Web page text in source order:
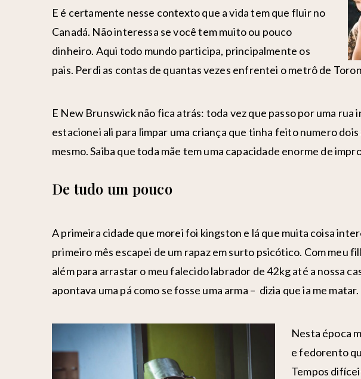
E é certamente nesse contexto que a vida tem que fluir no
Canadá. Não interessa se você tem muito ou pouco
dinheiro. Aqui todo mundo participa, principalmente os
pais. Perdi as contas de quantas vezes enfrentei o metrô de
E New Brunswick não fica atrás: toda vez que passo por uma rua
estacionei ali para limpar uma criança que tinha feito numero dois
mesmo. Saiba que toda mãe tem uma capacidade enorme de
De tudo um pouco
A primeira cidade que morei foi kingston e lá que muita coisa
primeiro mês escapei de um rapaz em surto psicótico. Com meu
além para arrastar o meu falecido labrador de 42kg até a nossa
apontava uma pá como se fosse uma arma – dizia que ia me
Nesta época
e fedorento
Tempos